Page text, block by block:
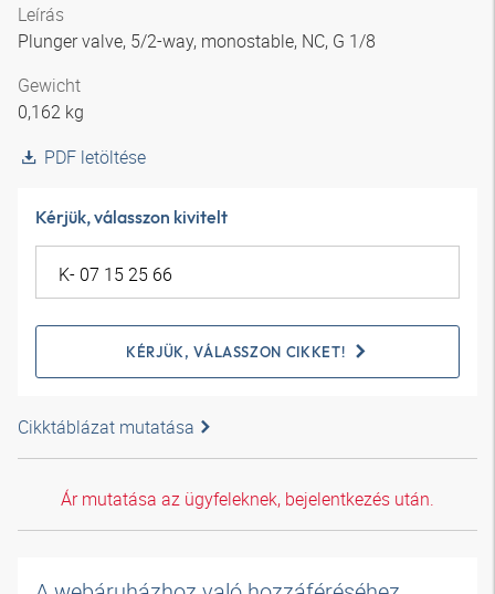
Leírás
Plunger valve, 5/2-way, monostable, NC, G 1/8
Gewicht
0,162 kg
PDF letöltése
Kérjük, válasszon kivitelt
KÉRJÜK, VÁLASSZON CIKKET!
Cikktáblázat mutatása
Ár mutatása az ügyfeleknek, bejelentkezés után.